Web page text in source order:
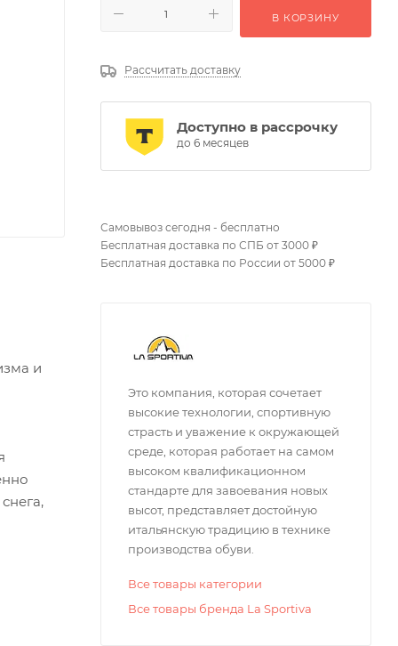
и
В КОРЗИНУ
Рассчитать доставку
Доступно в рассрочку
до 6 месяцев
Самовывоз сегодня - бесплатно
Бесплатная доставка по СПБ от 3000 ₽
Бесплатная доставка по России от 5000 ₽
Это компания, которая сочетает
высокие технологии, спортивную
страсть и уважение к окружающей
среде, которая работает на самом
высоком квалификационном
стандарте для завоевания новых
высот, представляет достойную
итальянскую традицию в технике
производства обуви.
Все товары категории
Все товары бренда La Sportiva